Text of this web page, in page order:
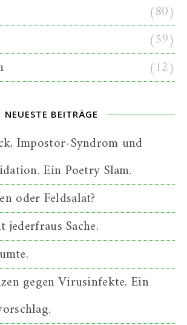
(80)
(59)
(12)
NEUESTE BEITRÄGE
Impostor-Syndrom und
Ein Poetry Slam.
oder Feldsalat?
Sache.
gegen Virusinfekte. Ein